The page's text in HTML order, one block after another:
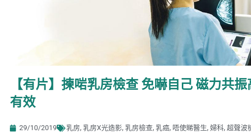
【有片】揀啱乳房檢查 免嚇自己 磁力共
有效
29/10/2019 乳房, 乳房X光造影, 乳房檢查, 乳癌, 唔使睇醫生, 婦科, 超聲波